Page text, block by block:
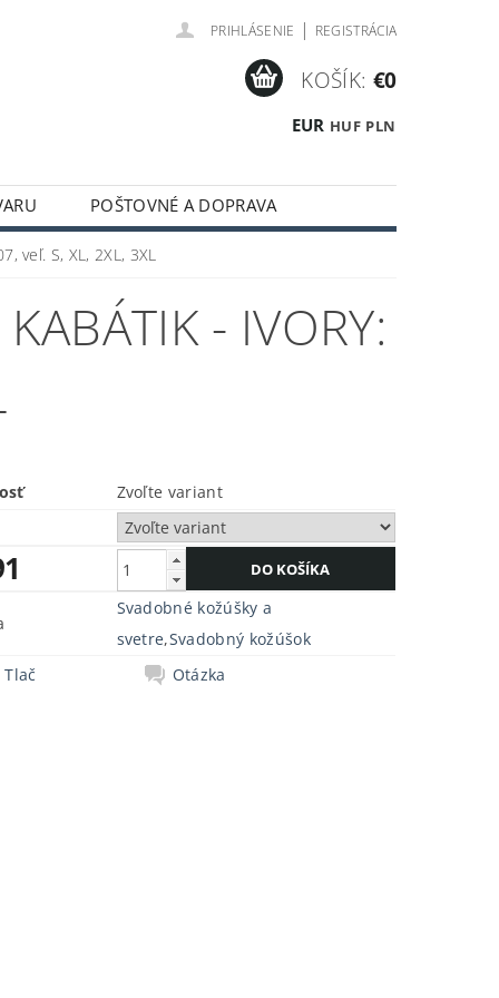
PRIHLÁSENIE | REGISTRÁCIA
EUR HUF PLN
KOŠÍK: €0
POŠTOVNÉ A DOPRAVA
veľ. S, XL, 2XL, 3XL
- IVORY:
Zvoľte variant
Svadobné kožúšky a
svetre,Svadobný kožúšok
Tlač
Otázka